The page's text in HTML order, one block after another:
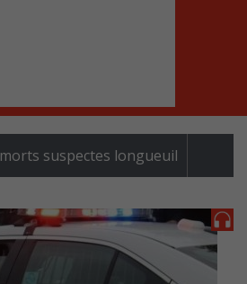
morts suspectes longueuil